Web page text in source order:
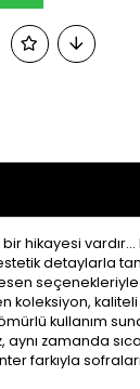
hikayesi
detaylarla
koleksiyon,
kullanım
zamanda
farkıyla